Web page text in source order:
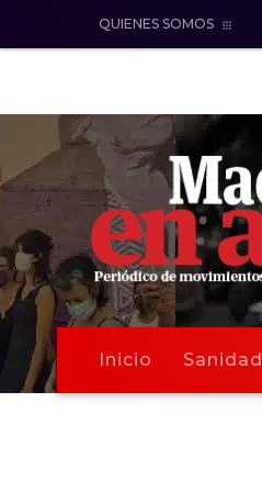
QUIENES SOMOS
Inicio Sanidad